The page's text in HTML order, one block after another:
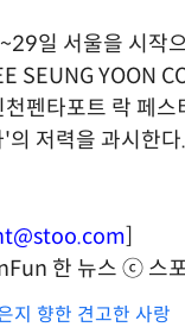
일 서울을 시작
SEUNG YOON
펜타포트 락 페
저력을 과시한다.
]
한 뉴스 ⓒ 스
지 향한 견고한 사랑